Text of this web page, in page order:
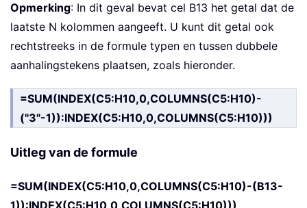
Opmerking: In dit geval bevat cel B13 het getal dat de
laatste N kolommen aangeeft. U kunt dit getal ook
rechtstreeks in de formule typen en tussen dubbele
aanhalingstekens plaatsen, zoals hieronder.
=SUM(INDEX(C5:H10,0,COLUMNS(C5:H10)-
("3"-1)):INDEX(C5:H10,0,COLUMNS(C5:H10)))
Uitleg van de formule
=SUM(INDEX(C5:H10,0,COLUMNS(C5:H10)-(B13-